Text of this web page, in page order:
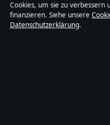
trägt eine Byline, wird von
und vor der
Cookies, um sie zu
finanzieren. Siehe unsere
Datenschutzerklärung.